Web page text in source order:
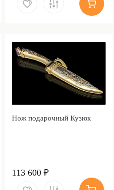
Нож подарочный Кузюк
113 600 ₽